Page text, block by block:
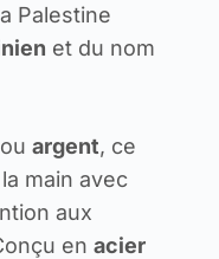
Palestine
et du nom
argent, ce
main avec
aux
en acier